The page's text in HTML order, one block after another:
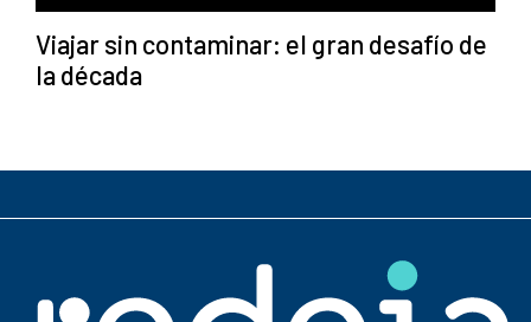
Viajar sin contaminar: el gran desafío de
la década